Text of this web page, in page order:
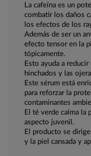
La cafeína es un
combatir los daños
los efectos de los
Además de ser un
efecto tensor en la
tópicamente.
Esto ayuda a
hinchados y las
Este sérum está
para reforzar la
contaminantes
El té verde calma la
aspecto juvenil.
El producto se
y la piel cansada y